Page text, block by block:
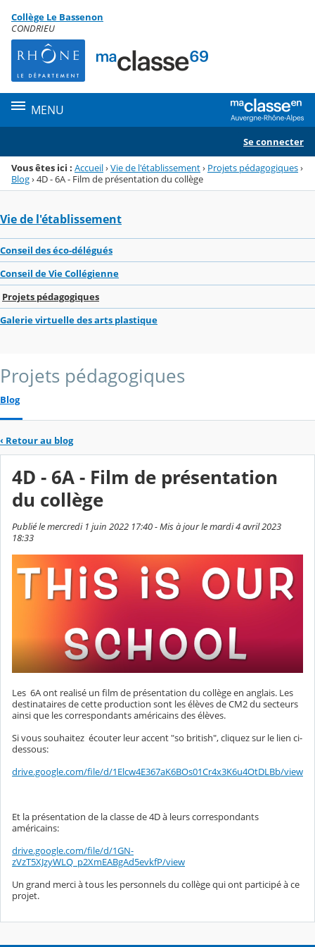
Menu de la rubrique
Contenu
Collège Le Bassenon
CONDRIEU
MENU
Se connecter
Vous êtes ici : Accueil›Vie de l'établissement› Projets pédagogiques›
Blog›4D - 6A - Film de présentation du collège
Vie de l'établissement
Conseil des éco-délégués
Conseil de Vie Collégienne
Projets pédagogiques
Galerie virtuelle des arts plastique
Projets pédagogiques
Blog
‹ Retour au blog
4D - 6A - Film de présentation
du collège
Publié le mercredi 1 juin 2022 17:40 - Mis à jour le mardi 4 avril 2023
18:33
Les 6A ont realisé un film de présentation du collège en anglais. Les
destinataires de cette production sont les élèves de CM2 du secteurs
ainsi que les correspondants américains des élèves.
Si vous souhaitez écouter leur accent "so british", cliquez sur le lien ci-
dessous:
drive.google.com/file/d/1Elcw4E367aK6BOs01Cr4x3K6u4OtDLBb/view
Et la présentation de la classe de 4D à leurs correspondants
américains:
drive.google.com/file/d/1GN-
zVzT5XJzyWLQ_p2XmEABgAd5evkfP/view
Un grand merci à tous les personnels du collège qui ont participé à ce
projet.